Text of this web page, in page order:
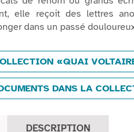
elle reçoit des lettres
dans un passé
«QUAI
DANS LA
DESCRIPTION